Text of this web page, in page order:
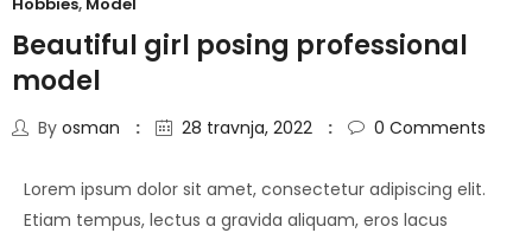
Beautiful girl posing professional
model
By osman 28 travnja, 2022 0 Comments
Lorem ipsum dolor sit amet, consectetur adipiscing elit.
Etiam tempus, lectus a gravida aliquam, eros lacus